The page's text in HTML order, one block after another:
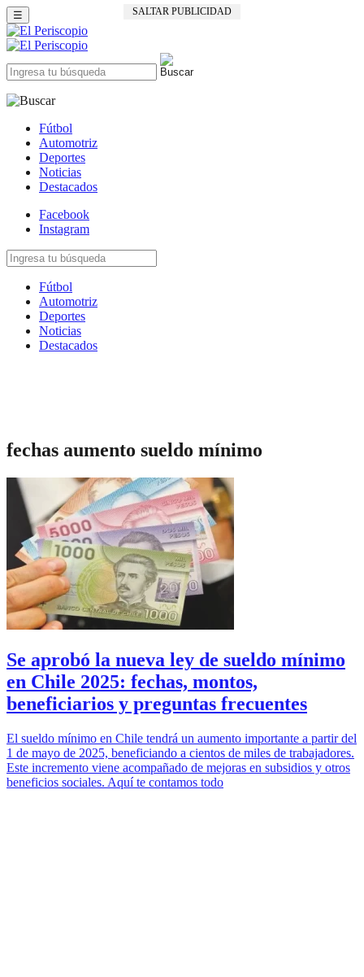
SALTAR PUBLICIDAD
☰
Fútbol
Automotriz
Deportes
Noticias
Destacados
Facebook
Instagram
Fútbol
Automotriz
Deportes
Noticias
Destacados
fechas aumento sueldo mínimo
Se aprobó la nueva ley de sueldo mínimo
en Chile 2025: fechas, montos,
beneficiarios y preguntas frecuentes
El sueldo mínimo en Chile tendrá un aumento importante a partir del
1 de mayo de 2025, beneficiando a cientos de miles de trabajadores.
Este incremento viene acompañado de mejoras en subsidios y otros
beneficios sociales. Aquí te contamos todo